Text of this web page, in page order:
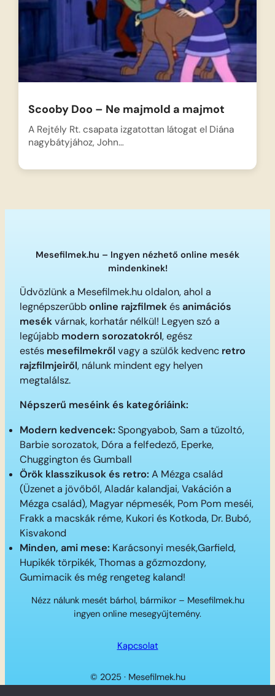
Scooby Doo – Ne majmold a majmot
A Rejtély Rt. csapata izgatottan látogat el Diána
nagybátyjához, John…
Mesefilmek.hu – Ingyen nézhető online mesék
mindenkinek!
Üdvözlünk a Mesefilmek.hu oldalon, ahol a
legnépszerűbbonline rajzfilmekésanimációs
mesékvárnak, korhatár nélkül! Legyen szó a
legújabb modern sorozatokról, egész
estés mesefilmekről vagy a szülők kedvenc retro
rajzfilmjeiről, nálunk mindent egy helyen
megtalálsz.
Népszerű meséink és kategóriáink:
Modern kedvencek: Spongyabob, Sam a tűzoltó,
Barbie sorozatok, Dóra a felfedező, Eperke,
Chuggington és Gumball
Örök klasszikusok és retro: A Mézga család
(Üzenet a jövőből, Aladár kalandjai, Vakáción a
Mézga család), Magyar népmesék, Pom Pom meséi,
Frakk a macskák réme, Kukori és Kotkoda, Dr. Bubó,
Kisvakond
Minden, ami mese: Karácsonyi mesék,Garfield,
Hupikék törpikék, Thomas a gőzmozdony,
Gumimacik és még rengeteg kaland!
Nézz nálunk mesét bárhol, bármikor – Mesefilmek.hu
ingyen online mesegyűjtemény.
Kapcsolat
© 2025 · Mesefilmek.hu